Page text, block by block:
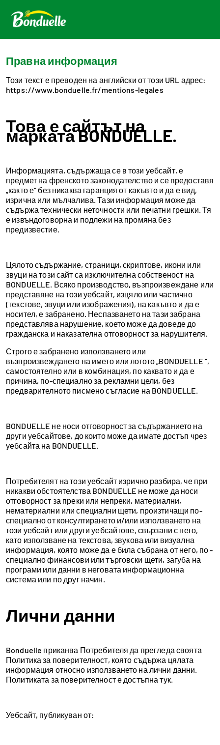
Правна информация
Този текст е преводен на английски от този URL адрес:
https://www.bonduelle.fr/mentions-legales
Това е сайтът на
марката BONDUELLE.
Информацията, съдържаща се в този уебсайт, е
предмет на френското законодателство и се предоставя
„както е“ без никаква гаранция от какъвто и да е вид,
изрична или мълчалива. Тази информация може да
съдържа технически неточности или печатни грешки. Тя
е извъндоговорна и подлежи на промяна без
предизвестие.
Цялото съдържание, страници, скриптове, икони или
звуци на този сайт са изключителна собственост на
BONDUELLE. Всяко производство, възпроизвеждане или
представяне на този уебсайт, изцяло или частично
(текстове, звуци или изображения), на какъвто и да е
носител, е забранено. Неспазването на тази забрана
представлява нарушение, което може да доведе до
гражданска и наказателна отговорност за нарушителя.
Строго е забранено използването или
възпроизвеждането на името или логото „BONDUELLE “,
самостоятелно или в комбинация, по каквато и да е
причина, по-специално за рекламни цели, без
предварителното писмено съгласие на BONDUELLE.
BONDUELLE не носи отговорност за съдържанието на
други уебсайтове, до които може да имате достъп чрез
уебсайта на BONDUELLE.
Потребителят на този уебсайт изрично разбира, че при
никакви обстоятелства BONDUELLE не може да носи
отговорност за преки или непреки, материални,
нематериални или специални щети, произтичащи по-
специално от консултирането и/или използването на
този уебсайт или други уебсайтове, свързани с него,
като използване на текстова, звукова или визуална
информация, която може да е била събрана от него, по -
специално финансови или търговски щети, загуба на
програми или данни в неговата информационна
система или по друг начин.
Лични данни
Bonduelle приканва Потребителя да прегледа своята
Политика за поверителност, която съдържа цялата
информация относно използването на лични данни.
Политиката за поверителност е достъпна тук.
Уебсайт, публикуван от: